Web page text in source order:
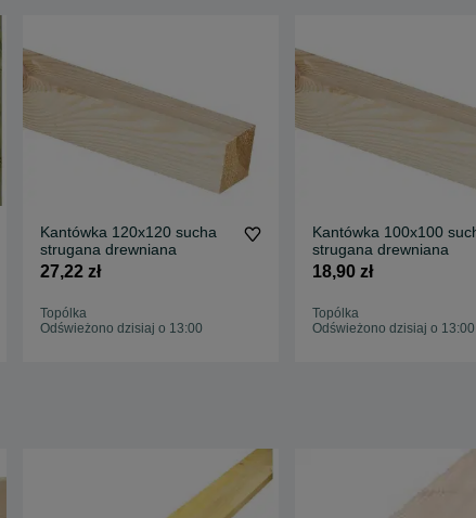
Kantówka 120x120 sucha
strugana drewniana
27,22 zł
Topólka
Odświeżono dzisiaj o 13:00
Kantówka 100x100
strugana drewniana
18,90 zł
Topólka
Odświeżono dzisiaj o 13:00